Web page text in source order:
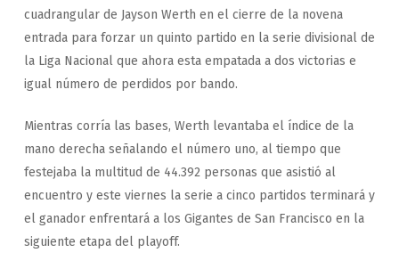
cuadrangular de Jayson Werth en el cierre de la novena
entrada para forzar un quinto partido en la serie divisional de
la Liga Nacional que ahora esta empatada a dos victorias e
igual número de perdidos por bando.
Mientras corría las bases, Werth levantaba el índice de la
mano derecha señalando el número uno, al tiempo que
festejaba la multitud de 44.392 personas que asistió al
encuentro y este viernes la serie a cinco partidos terminará y
el ganador enfrentará a los Gigantes de San Francisco en la
siguiente etapa del playoff.